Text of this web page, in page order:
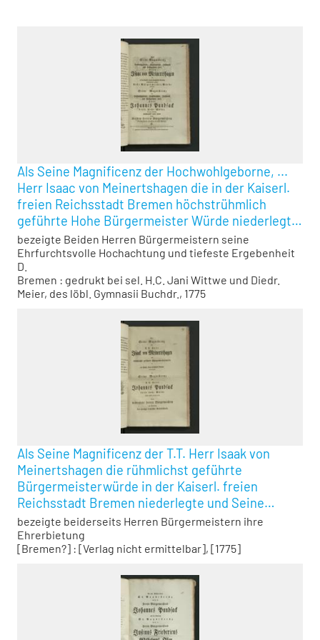
Als Seine Magnificenz der Hochwohlgeborne, ...
Herr Isaac von Meinertshagen die in der Kaiserl.
freien Reichsstadt Bremen höchstrühmlich
geführte Hohe Bürgermeister Würde niederlegte,
und Seine Magnificenz der ... Herr Johannes
Pundsack diese hohe Würde den 3ten Hornung
höchstbeglükkt wieder antrat
bezeigte Beiden Herren Bürgermeistern seine
Ehrfurchtsvolle Hochachtung und tiefeste Ergebenheit
D.
Bremen : gedrukt bei sel. H.C. Jani Wittwe und Diedr.
Meier, des löbl. Gymnasii Buchdr., 1775
Als Seine Magnificenz der T.T. Herr Isaak von
Meinertshagen die rühmlichst geführte
Bürgermeisterwürde in der Kaiserl. freien
Reichsstadt Bremen niederlegte und Seine
Magnificenz der T.T. Herr Johannes Pundsack
diese hohe Würde höchst beglükkt wiederum
antrat
bezeigte beiderseits Herren Bürgermeistern ihre
Ehrerbietung
[Bremen?] : [Verlag nicht ermittelbar], [1775]